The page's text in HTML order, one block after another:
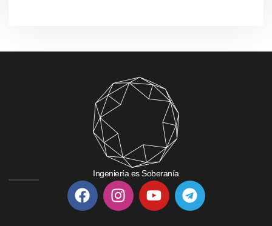
Ingeniería es Soberanía